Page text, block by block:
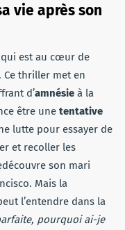
vie après son
qui est au cœur de
Ce thriller met en
d’amnésie à la
être une tentative
lutte pour essayer de
et recoller les
son mari
Mais la
l’entendre dans la
pourquoi ai-je